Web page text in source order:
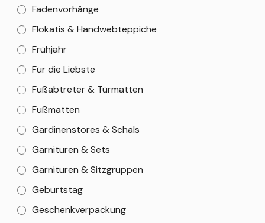
Fadenvorhänge
Flokatis & Handwebteppiche
Frühjahr
Für die Liebste
Fußabtreter & Türmatten
Fußmatten
Gardinenstores & Schals
Garnituren & Sets
Garnituren & Sitzgruppen
Geburtstag
Geschenkverpackung